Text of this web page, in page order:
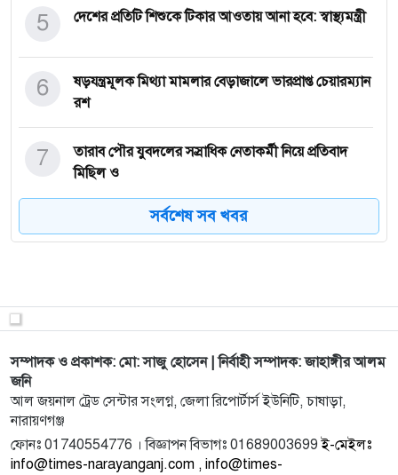
দেশের প্রতিটি শিশুকে টিকার আওতায় আনা হবে: স্বাস্থ্যমন্ত্রী
5
ষড়যন্ত্রমূলক মিথ্যা মামলার বেড়াজালে ভারপ্রাপ্ত চেয়ারম্যান
রশ
6
তারাব পৌর যুবদলের সস্রাধিক নেতাকর্মী নিয়ে প্রতিবাদ
মিছিল ও
7
বায়তুল মোকাররম হকার্স কল্যান সমিতি মার্কেট দখলের
চেষ্টায় হাম
8
কাশীপুরে নির্বাচনী আমেজ: ৭ নং ওয়ার্ডে চেয়ারম্যান
10
শহীদ জিয়ার ৪৫ তম শাহাদাত বার্ষিকী: আনোয়ার প্রধানের
উদ্যোগে
11
সর্বশেষ সব খবর
সম্পাদক ও প্রকাশক: মো: সাজু হোসেন | নির্বাহী সম্পাদক: জাহাঙ্গীর আলম
জনি
আল জয়নাল ট্রেড সেন্টার সংলগ্ন, জেলা রিপোর্টার্স ইউনিটি, চাষাড়া,
নারায়ণগঞ্জ
ফোনঃ 01740554776 । বিজ্ঞাপন বিভাগঃ 01689003699ই-মেইলঃ
info@times-narayanganj.com , info@times-